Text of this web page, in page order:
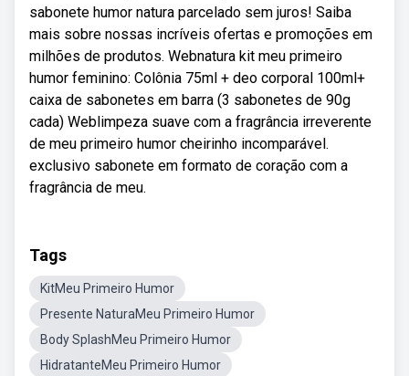
sabonete humor natura parcelado sem juros! Saiba
mais sobre nossas incríveis ofertas e promoções em
milhões de produtos. Webnatura kit meu primeiro
humor feminino: Colônia 75ml + deo corporal 100ml+
caixa de sabonetes em barra (3 sabonetes de 90g
cada) Weblimpeza suave com a fragrância irreverente
de meu primeiro humor cheirinho incomparável.
exclusivo sabonete em formato de coração com a
fragrância de meu.
Tags
KitMeu Primeiro Humor
Presente NaturaMeu Primeiro Humor
Body SplashMeu Primeiro Humor
HidratanteMeu Primeiro Humor